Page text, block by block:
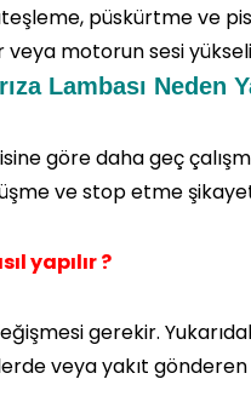
püskürtme ve
veya motorun sesi
Lambası Neden
göre daha geç
ve stop etme
yapılır ?
gerekir.
veya yakıt